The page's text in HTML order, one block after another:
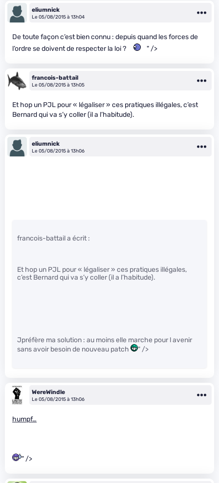
eliumnick
Le 05/08/2015 à 13h04
De toute façon c’est bien connu : depuis quand les forces de
l’ordre se doivent de respecter la loi ?
" />
francois-battail
Le 05/08/2015 à 13h05
Et hop un PJL pour « légaliser » ces pratiques illégales, c’est
Bernard qui va s’y coller (il a l’habitude).
eliumnick
Le 05/08/2015 à 13h06
francois-battail a écrit :
Et hop un PJL pour « légaliser » ces pratiques illégales,
c’est Bernard qui va s’y coller (il a l’habitude).
Jpréfère ma solution : au moins elle marche pour l avenir
sans avoir besoin de nouveau patch
" />
WereWindle
Le 05/08/2015 à 13h06
humpf…
" />